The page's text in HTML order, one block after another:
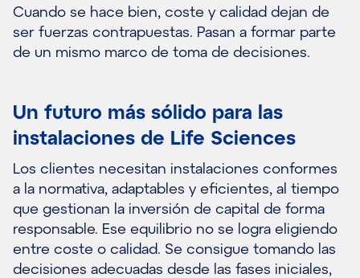
Cuando se hace bien, coste y calidad dejan de
ser fuerzas contrapuestas. Pasan a formar parte
de un mismo marco de toma de decisiones.
Un futuro más sólido para las
instalaciones de Life Sciences
Los clientes necesitan instalaciones conformes
a la normativa, adaptables y eficientes, al tiempo
que gestionan la inversión de capital de forma
responsable. Ese equilibrio no se logra eligiendo
entre coste o calidad. Se consigue tomando las
decisiones adecuadas desde las fases iniciales,